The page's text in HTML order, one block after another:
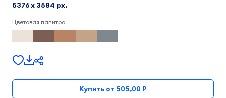
5376 x 3584 px.
Цветовая палитра
Купить от 505,00 ₽